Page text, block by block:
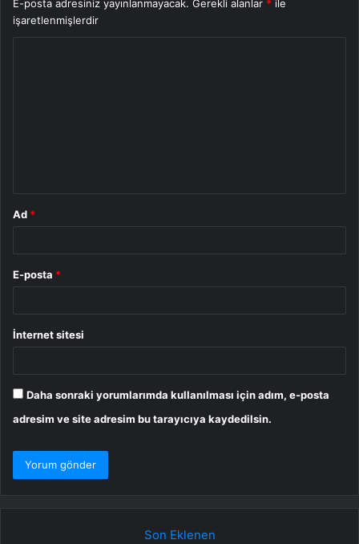
E-posta adresiniz yayınlanmayacak. Gerekli alanlar * ile
işaretlenmişlerdir
Ad *
E-posta *
İnternet sitesi
Daha sonraki yorumlarımda kullanılması için adım, e-posta
adresim ve site adresim bu tarayıcıya kaydedilsin.
Son Eklenen